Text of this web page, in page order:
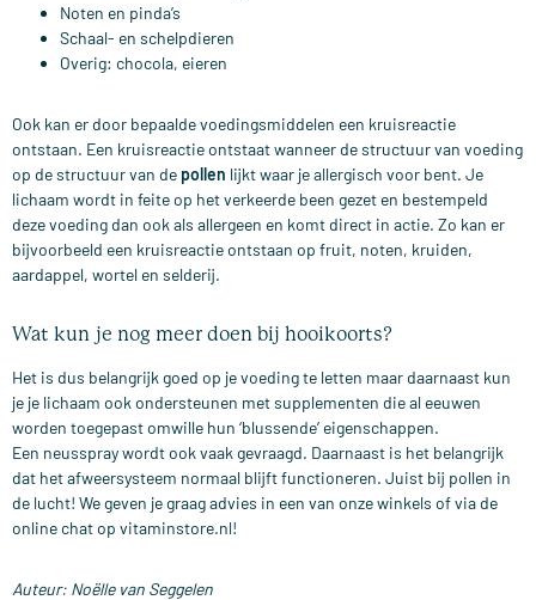
Noten en pinda’s
Schaal- en schelpdieren
Overig: chocola, eieren
Ook kan er door bepaalde voedingsmiddelen een kruisreactie
ontstaan. Een kruisreactie ontstaat wanneer de structuur van voeding
op de structuur van de pollen lijkt waar je allergisch voor bent. Je
lichaam wordt in feite op het verkeerde been gezet en bestempeld
deze voeding dan ook als allergeen en komt direct in actie. Zo kan er
bijvoorbeeld een kruisreactie ontstaan op fruit, noten, kruiden,
aardappel, wortel en selderij.
Wat kun je nog meer doen bij hooikoorts?
Het is dus belangrijk goed op je voeding te letten maar daarnaast kun
je je lichaam ook ondersteunen met supplementen die al eeuwen
worden toegepast omwille hun ‘blussende’ eigenschappen.
Een neusspray wordt ook vaak gevraagd. Daarnaast is het belangrijk
dat het afweersysteem normaal blijft functioneren. Juist bij pollen in
de lucht! We geven je graag advies in een van onze winkels of via de
online chat op vitaminstore.nl!
Auteur: Noëlle van Seggelen